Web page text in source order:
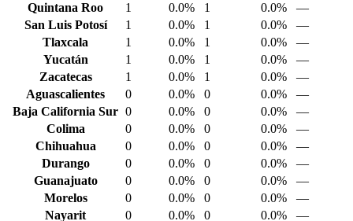
Quintana Roo
1 0.0% 1 0.0%
—
San Luis Potosí
1 0.0% 1 0.0%
—
Tlaxcala
1 0.0% 1 0.0%
—
Yucatán
1 0.0% 1 0.0%
—
Zacatecas
1 0.0% 1 0.0%
—
Aguascalientes
0 0.0% 0 0.0%
—
Baja California Sur 0 0.0% 0 0.0%
—
Colima
0 0.0% 0 0.0%
—
Chihuahua
0 0.0% 0 0.0%
—
Durango
0 0.0% 0 0.0%
—
Guanajuato
0 0.0% 0 0.0%
—
Morelos
0 0.0% 0 0.0%
—
Nayarit
0 0.0% 0 0.0% —